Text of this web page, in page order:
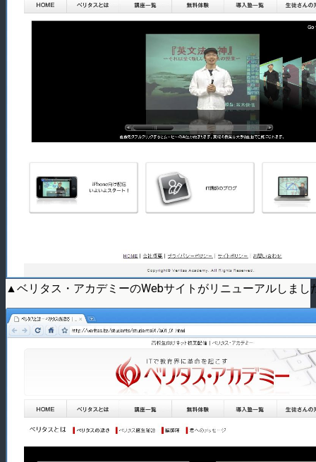
▲ベリタス・アカデミーのWebサイトがリニューアルしまし